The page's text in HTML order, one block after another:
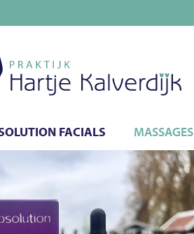
FACIALS MASSAGES